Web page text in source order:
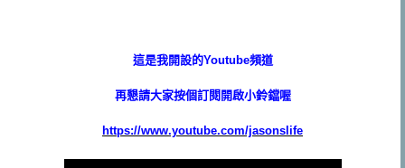
這是我開設的Youtube頻道
再懇請大家按個訂閱開啟小鈴鐺喔
https://www.youtube.com/jasonslife